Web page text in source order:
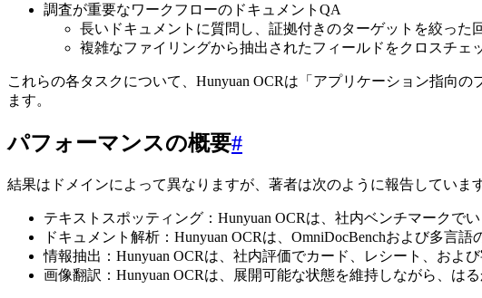
調査が重要なワークフローのドキュメントQA
長いドキュメントに質問し、証拠付きのターゲットを絞った
複雑なファイリングから抽出されたフィールドをクロスチェ
これらの各タスクについて、Hunyuan OCRは「アプリケーション指向
ます。
パフォーマンスの概要#
結果はドメインによって異なりますが、著者は次のように報告しています
テキストスポッティング：Hunyuan OCRは、社内ベンチマークで
ドキュメント解析：Hunyuan OCRは、OmniDocBenchおよび多言
情報抽出：Hunyuan OCRは、社内評価でカード、レシート、およ
画像翻訳：Hunyuan OCRは、展開可能な状態を維持しながら、は